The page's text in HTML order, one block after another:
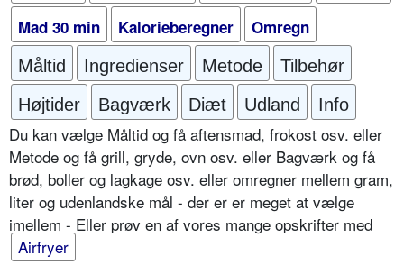
Mad 30 min
Kalorieberegner Omregn
Måltid Ingredienser Metode
Tilbehør
Højtider
Bagværk Diæt Udland Info
Du kan vælge Måltid og få aftensmad, frokost osv. eller
Metode og få grill, gryde, ovn osv. eller Bagværk og få
brød, boller og lagkage osv. eller omregner mellem gram,
liter og udenlandske mål - der er er meget at vælge
imellem - Eller prøv en af vores mange opskrifter med
Airfryer